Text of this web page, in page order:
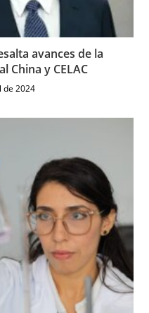
avances de la
China y CELAC
de 2024